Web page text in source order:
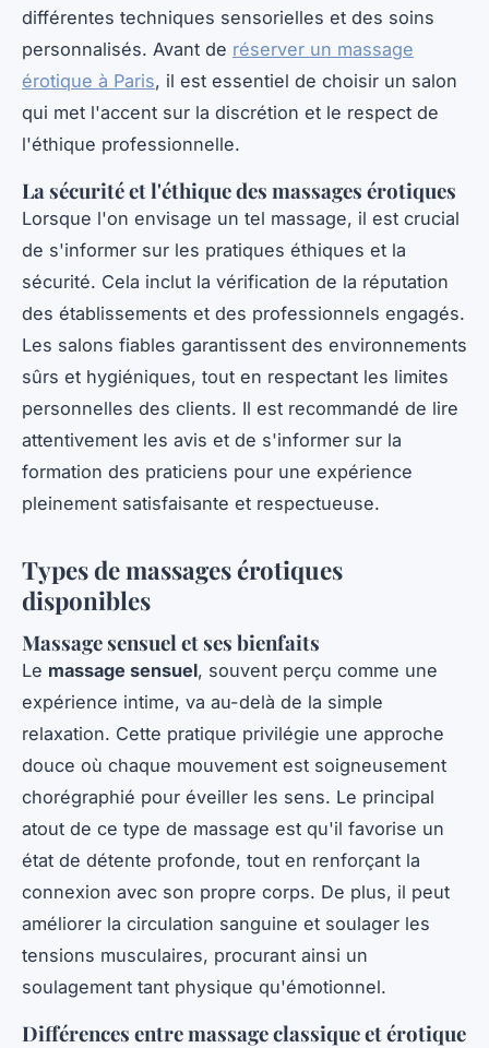
différentes techniques sensorielles et des soins
personnalisés. Avant de réserver un massage
érotique à Paris, il est essentiel de choisir un salon
qui met l'accent sur la discrétion et le respect de
l'éthique professionnelle.
La sécurité et l'éthique des massages érotiques
Lorsque l'on envisage un tel massage, il est crucial
de s'informer sur les pratiques éthiques et la
sécurité. Cela inclut la vérification de la réputation
des établissements et des professionnels engagés.
Les salons fiables garantissent des environnements
sûrs et hygiéniques, tout en respectant les limites
personnelles des clients. Il est recommandé de lire
attentivement les avis et de s'informer sur la
formation des praticiens pour une expérience
pleinement satisfaisante et respectueuse.
Types de massages érotiques
disponibles
Massage sensuel et ses bienfaits
Le massage sensuel, souvent perçu comme une
expérience intime, va au-delà de la simple
relaxation. Cette pratique privilégie une approche
douce où chaque mouvement est soigneusement
chorégraphié pour éveiller les sens. Le principal
atout de ce type de massage est qu'il favorise un
état de détente profonde, tout en renforçant la
connexion avec son propre corps. De plus, il peut
améliorer la circulation sanguine et soulager les
tensions musculaires, procurant ainsi un
soulagement tant physique qu'émotionnel.
Différences entre massage classique et érotique